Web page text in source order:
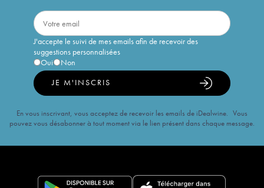
J'accepte le suivi de mes emails afin de recevoir des
suggestions personnalisées
Oui
Non
JE M'INSCRIS
En vous inscrivant, vous acceptez de recevoir les emails de iDealwine. Vous
pouvez vous désabonner à tout moment via le lien présent dans chaque message.